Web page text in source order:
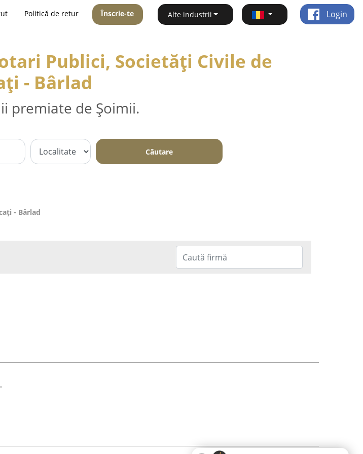
Politică de retur Înscrie-te Alte industrii Login
Publici, Societăți Civile de
- Bârlad
premiate de Șoimii.
Căutare
- Bârlad